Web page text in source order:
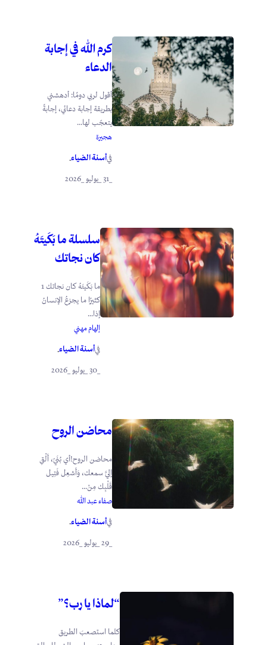
كرم الله في إجابة
الدعاء
أقول لربي دومًا: أدهشني
بطريقة إجابة دعائي، إجابةً
يتعجّب لها...
هجيرة
فيأسنة الضياء.
سلسلة ما بَكَيتَهُ
كان نجاتك
ما بَكَيتَهُ كان نجاتك 1
كثيرًا ما يجزعُ الإنسانُ
إذا...
إلهام مهني
فيأسنة الضياء.
محاضن الروح
محاضن الروح!أي بُنَيّ، أَلْقِ
إليَّ سمعك، وَأَشعِل فَتِيل
قَلْبِك مِنْ...
صفاء عبد الله
فيأسنة الضياء.
“لماذا يا رب؟”
كلما استصعبَ الطريق